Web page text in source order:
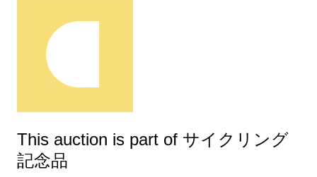
This auction is part of サイクリング
記念品